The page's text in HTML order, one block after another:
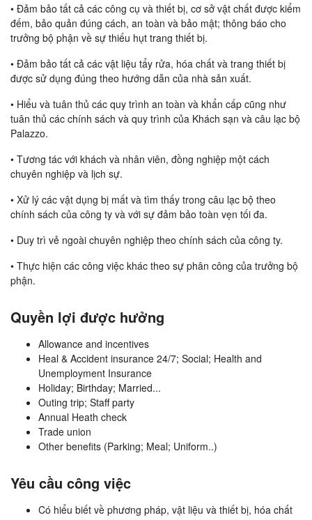
• Đảm bảo tất cả các công cụ và thiết bị, cơ sở vật chất được kiểm
đếm, bảo quản đúng cách, an toàn và bảo mật; thông báo cho
trưởng bộ phận về sự thiếu hụt trang thiết bị.
• Đảm bảo tất cả các vật liệu tẩy rửa, hóa chất và trang thiết bị
được sử dụng đúng theo hướng dẫn của nhà sản xuất.
• Hiểu và tuân thủ các quy trình an toàn và khẩn cấp cũng như
tuân thủ các chính sách và quy trình của Khách sạn và câu lạc bộ
Palazzo.
• Tương tác với khách và nhân viên, đồng nghiệp một cách
chuyên nghiệp và lịch sự.
• Xử lý các vật dụng bị mất và tìm thấy trong câu lạc bộ theo
chính sách của công ty và với sự đảm bảo toàn vẹn tối đa.
• Duy trì vẻ ngoài chuyên nghiệp theo chính sách của công ty.
• Thực hiện các công việc khác theo sự phân công của trưởng bộ
phận.
Quyền lợi được hưởng
Allowance and incentives
Heal & Accident insurance 24/7; Social; Health and
Unemployment Insurance
Holiday; Birthday; Married...
Outing trip; Staff party
Annual Heath check
Trade union
Other benefits (Parking; Meal; Uniform..)
Yêu cầu công việc
Có hiểu biết về phương pháp, vật liệu và thiết bị, hóa chất